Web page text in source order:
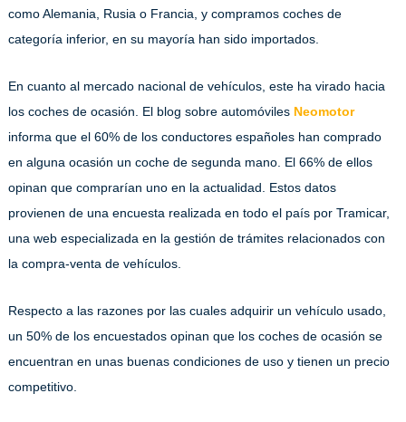
como Alemania, Rusia o Francia, y compramos coches de
categoría inferior, en su mayoría han sido importados.
En cuanto al mercado nacional de vehículos, este ha virado hacia
los coches de ocasión. El blog sobre automóviles Neomotor
informa que el 60% de los conductores españoles han comprado
en alguna ocasión un coche de segunda mano. El 66% de ellos
opinan que comprarían uno en la actualidad. Estos datos
provienen de una encuesta realizada en todo el país por Tramicar,
una web especializada en la gestión de trámites relacionados con
la compra-venta de vehículos.
Respecto a las razones por las cuales adquirir un vehículo usado,
un 50% de los encuestados opinan que los coches de ocasión se
encuentran en unas buenas condiciones de uso y tienen un precio
competitivo.